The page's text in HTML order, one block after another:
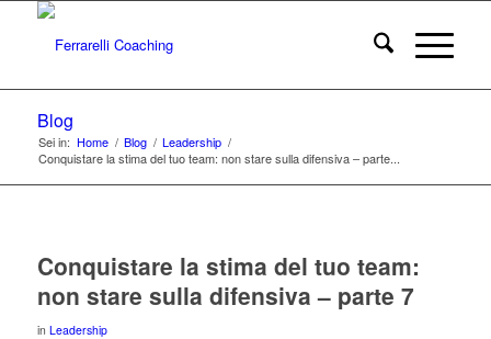
Blog
Sei in: Home / Blog / Leadership /
Conquistare la stima del tuo team: non stare sulla difensiva – parte...
Conquistare la stima del tuo team:
non stare sulla difensiva – parte 7
in Leadership